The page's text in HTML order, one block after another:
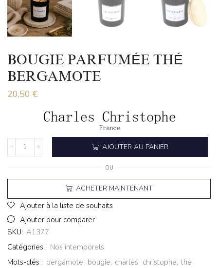
BOUGIE PARFUMÉE THÉ
BERGAMOTE
20,50 €
AJOUTER AU PANIER
OU
ACHETER MAINTENANT
Ajouter à la liste de souhaits
Ajouter pour comparer
SKU: A1377
Catégories : Nos intemporels
Mots-clés : bergamote, bougie, charles, christophe, the